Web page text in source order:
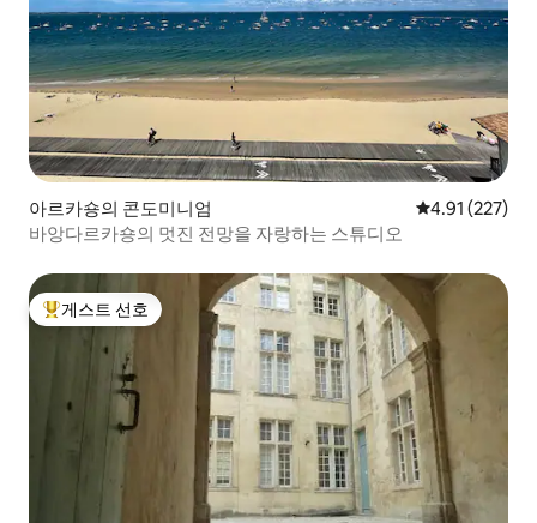
아르카숑의 콘도미니엄 평점 4.91점(5
4.91 (227)
바앙다르카숑의 멋진 전망을 자랑하는 스튜디오
상위 게스트 선호
게스트 선호